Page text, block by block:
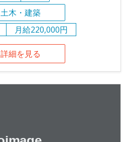
土木・建築
月給220,000円
詳細を見る